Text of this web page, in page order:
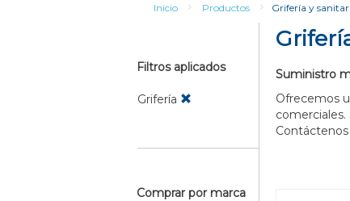
Inicio Productos Grifería y
Filtros aplicados
Grifería
Comprar por marca
Suministro
Ofrecemos
comerciales.
Contáctenos